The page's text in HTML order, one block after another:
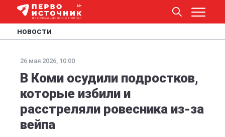
НОВОСТИ
26 мая 2026, 10:00
В Коми осудили подростков,
которые избили и
расстреляли ровесника из-за
вейпа